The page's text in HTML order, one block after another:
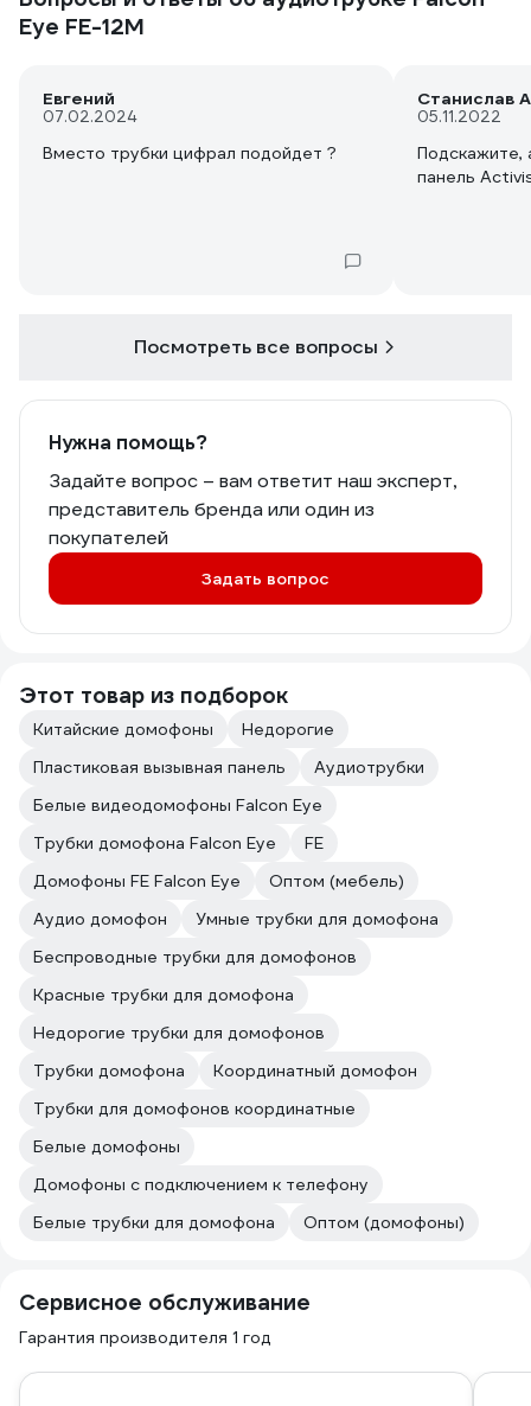
Eye FE-12M
Евгений
07.02.2024
Вместо трубки цифрал подойдет ?
Станислав
05.11.2022
Подскажите,
панель
Посмотреть все вопросы
Нужна помощь?
Задайте вопрос – вам ответит наш эксперт,
представитель бренда или один из
покупателей
Задать вопрос
Этот товар из подборок
Китайские домофоны
Недорогие
Пластиковая вызывная панель
Аудиотрубки
Белые видеодомофоны Falcon Eye
Трубки домофона Falcon Eye
FE
Домофоны FE Falcon Eye
Оптом (мебель)
Аудио домофон
Умные трубки для домофона
Беспроводные трубки для домофонов
Красные трубки для домофона
Недорогие трубки для домофонов
Трубки домофона
Координатный домофон
Трубки для домофонов координатные
Белые домофоны
Домофоны с подключением к телефону
Белые трубки для домофона
Оптом (домофоны)
Сервисное обслуживание
Гарантия производителя 1 год